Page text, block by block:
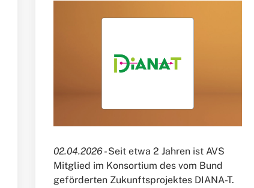
02.04.2026 -Seit etwa 2 Jahren ist AVS
Mitglied im Konsortium des vom Bund
geförderten Zukunftsprojektes DIANA-T.